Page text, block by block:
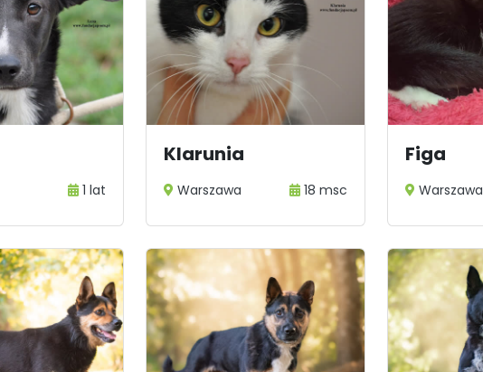
1 lat
Klarunia
Warszawa 18 msc
Figa
Warszawa